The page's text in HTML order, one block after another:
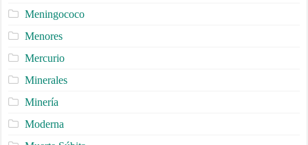
Meningococo
Menores
Mercurio
Minerales
Minería
Moderna